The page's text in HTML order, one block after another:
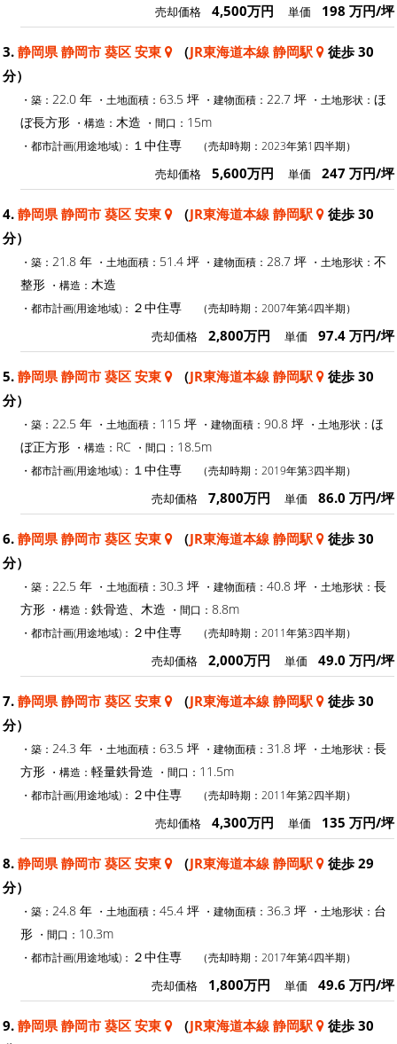
売却価格 4,500万円 単価 198 万円/坪
3. 静岡県 静岡市 葵区 安東 （JR東海道本線 静岡駅
徒歩 30
分）
・築： 22.0 年 ・土地面積： 63.5 坪 ・建物面積： 22.7 坪 ・土地形状： ほ
ぼ長方形 ・構造： 木造 ・間口： 15m
・都市計画(用途地域)： １中住専 （売却時期：2023年第1四半期）
売却価格 5,600万円 単価 247 万円/坪
4. 静岡県 静岡市 葵区 安東 （JR東海道本線 静岡駅
徒歩 30
分）
・築： 21.8 年 ・土地面積： 51.4 坪 ・建物面積： 28.7 坪 ・土地形状： 不
整形 ・構造： 木造
・都市計画(用途地域)： ２中住専 （売却時期：2007年第4四半期）
売却価格 2,800万円 単価 97.4 万円/坪
5. 静岡県 静岡市 葵区 安東 （JR東海道本線 静岡駅
徒歩 30
分）
・築： 22.5 年 ・土地面積： 115 坪 ・建物面積： 90.8 坪 ・土地形状： ほ
ぼ正方形 ・構造： RC ・間口： 18.5m
・都市計画(用途地域)： １中住専 （売却時期：2019年第3四半期）
売却価格 7,800万円 単価 86.0 万円/坪
6. 静岡県 静岡市 葵区 安東 （JR東海道本線 静岡駅
徒歩 30
分）
・築： 22.5 年 ・土地面積： 30.3 坪 ・建物面積： 40.8 坪 ・土地形状： 長
方形 ・構造： 鉄骨造、木造 ・間口： 8.8m
・都市計画(用途地域)： ２中住専 （売却時期：2011年第3四半期）
売却価格 2,000万円 単価 49.0 万円/坪
7. 静岡県 静岡市 葵区 安東 （JR東海道本線 静岡駅
徒歩 30
分）
・築： 24.3 年 ・土地面積： 63.5 坪 ・建物面積： 31.8 坪 ・土地形状： 長
方形 ・構造： 軽量鉄骨造 ・間口： 11.5m
・都市計画(用途地域)： ２中住専 （売却時期：2011年第2四半期）
売却価格 4,300万円 単価 135 万円/坪
8. 静岡県 静岡市 葵区 安東 （JR東海道本線 静岡駅
徒歩 29
分）
・築： 24.8 年 ・土地面積： 45.4 坪 ・建物面積： 36.3 坪 ・土地形状： 台
形 ・間口： 10.3m
・都市計画(用途地域)： ２中住専 （売却時期：2017年第4四半期）
売却価格 1,800万円 単価 49.6 万円/坪
9. 静岡県 静岡市 葵区 安東 （JR東海道本線 静岡駅
徒歩 30